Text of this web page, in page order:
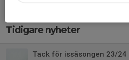
Tidigare nyheter
Tack för issäsongen 23/24